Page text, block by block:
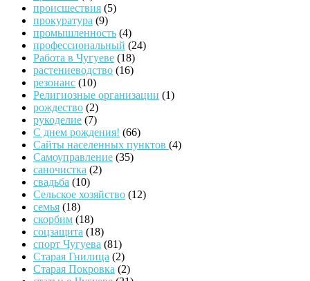
происшествия (5)
прокуратура (9)
промышленность (4)
профессиональный (24)
Работа в Чугуеве (18)
растениеводство (16)
резонанс (10)
Религиозные организации (1)
рождество (2)
рукоделие (7)
С днем рождения! (66)
Сайты населенных пунктов (4)
Самоуправление (35)
саночистка (2)
свадьба (10)
Сельское хозяйство (12)
семья (18)
скорбим (18)
соцзащита (18)
спорт Чугуева (81)
Старая Гнилица (2)
Старая Покровка (2)